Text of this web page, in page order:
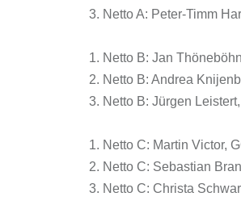
3. Netto A: Peter-Timm
1. Netto B: Jan
2. Netto B: Andrea
3. Netto B: Jürgen
1. Netto C: Martin Victor,
2. Netto C: Sebastian
3. Netto C: Christa